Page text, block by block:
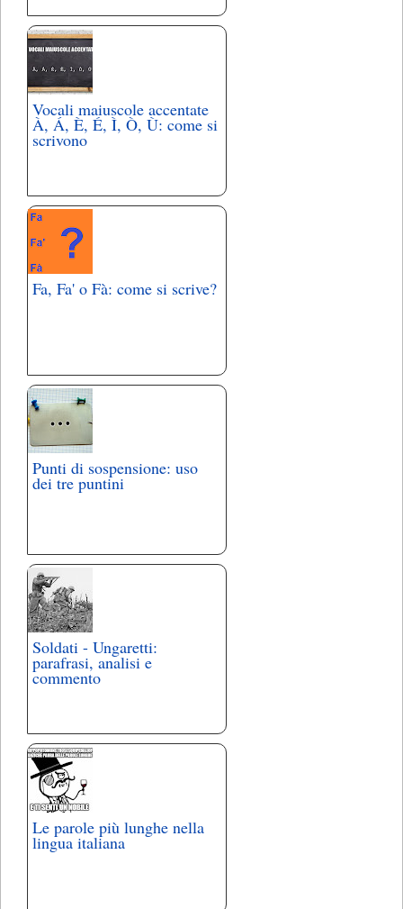
Vocali maiuscole accentate
À, Á, È, É, Ì, Ò, Ù: come si
scrivono
Fa, Fa' o Fà: come si scrive?
Punti di sospensione: uso
dei tre puntini
Soldati - Ungaretti:
parafrasi, analisi e
commento
Le parole più lunghe nella
lingua italiana